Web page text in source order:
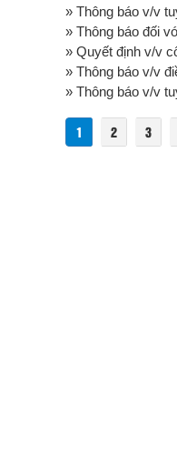
» Thông báo v/v
» Thông báo đối
» Quyết định v/v
» Thông báo v/v
» Thông báo v/v
1 2 3